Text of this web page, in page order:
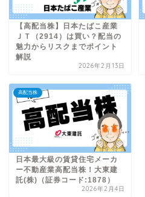
【高配当株】日本たばこ産業
ＪＴ（2914）は買い？配当の
魅力からリスクまでポイント
解説
2026年2月13日
高配当株
日本最大級の賃貸住宅メーカ
ー不動産業高配当株！大東建
託(株)（証券コード:1878）
2026年2月4日